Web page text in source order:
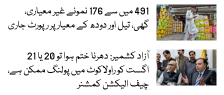
491 میں سے 176 نمونے غیر معیاری،
گھی، تیل اور دودھ کے معیار پر رپورٹ جاری
آزاد کشمیر: دھرنا ختم ہوا تو 20 یا 21
اگست کو راولاکوٹ میں پولنگ ممکن ہے،
چیف الیکشن کمشنر